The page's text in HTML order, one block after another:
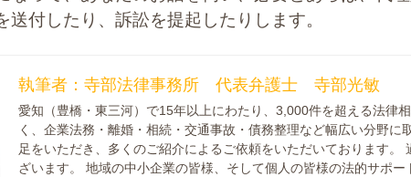
送付したり、訴訟を提起したりします。
執筆者：寺部法律事務所 代表弁護士 寺部光敏
愛知（豊橋・東三河）で15年以上にわたり、3,000件を超える法律
く、企業法務・離婚・相続・交通事故・債務整理など幅広い分野
足をいただき、多くのご紹介によるご依頼をいただいております
ざいます。 地域の中小企業の皆様、そして個人の皆様の法的サポ